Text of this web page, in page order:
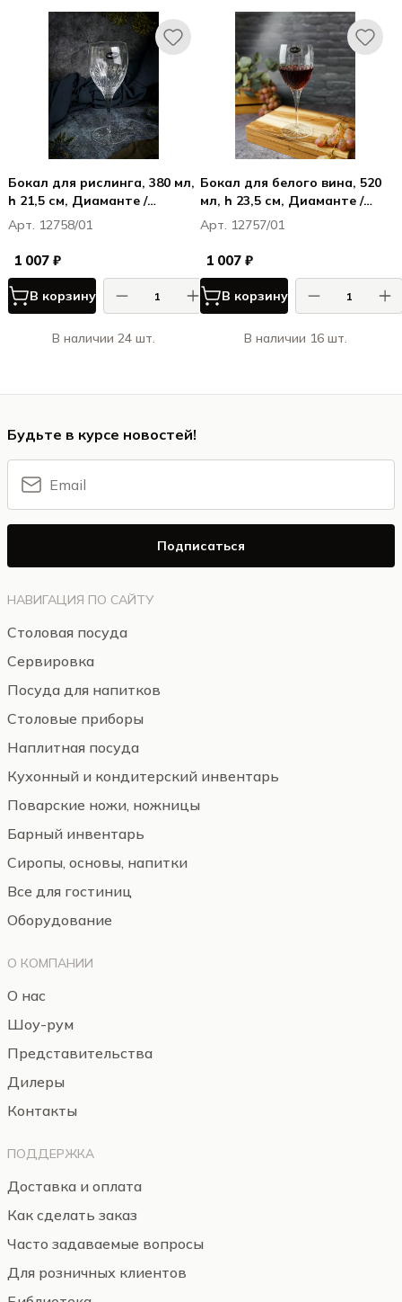
Бокал для рислинга, 380 мл,
h 21,5 см, Диаманте /
Diamante
Арт. 12758/01
1 007 ₽
В корзину
В наличии 24 шт.
Бокал для белого вина, 520
мл, h 23,5 см, Диаманте /
Diamante
Арт. 12757/01
1 007 ₽
В корзину
В наличии 16 шт.
НАВИГАЦИЯ ПО САЙТУ
Столовая посуда
Сервировка
Посуда для напитков
Столовые приборы
Наплитная посуда
Кухонный и кондитерский инвентарь
Поварские ножи, ножницы
Барный инвентарь
Сиропы, основы, напитки
Все для гостиниц
Оборудование
О КОМПАНИИ
О нас
Шоу-рум
Представительства
Дилеры
Контакты
ПОДДЕРЖКА
Доставка и оплата
Как сделать заказ
Часто задаваемые вопросы
Для розничных клиентов
Будьте в курсе новостей!
Подписаться